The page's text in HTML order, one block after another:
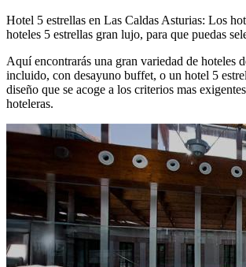
Hotel 5 estrellas en Las Caldas Asturias: Los
hoteles 5 estrellas gran lujo, para que puedas
Aquí encontrarás una gran variedad de hoteles
incluido, con desayuno buffet, o un hotel 5
diseño que se acoge a los criterios mas
hoteleras.